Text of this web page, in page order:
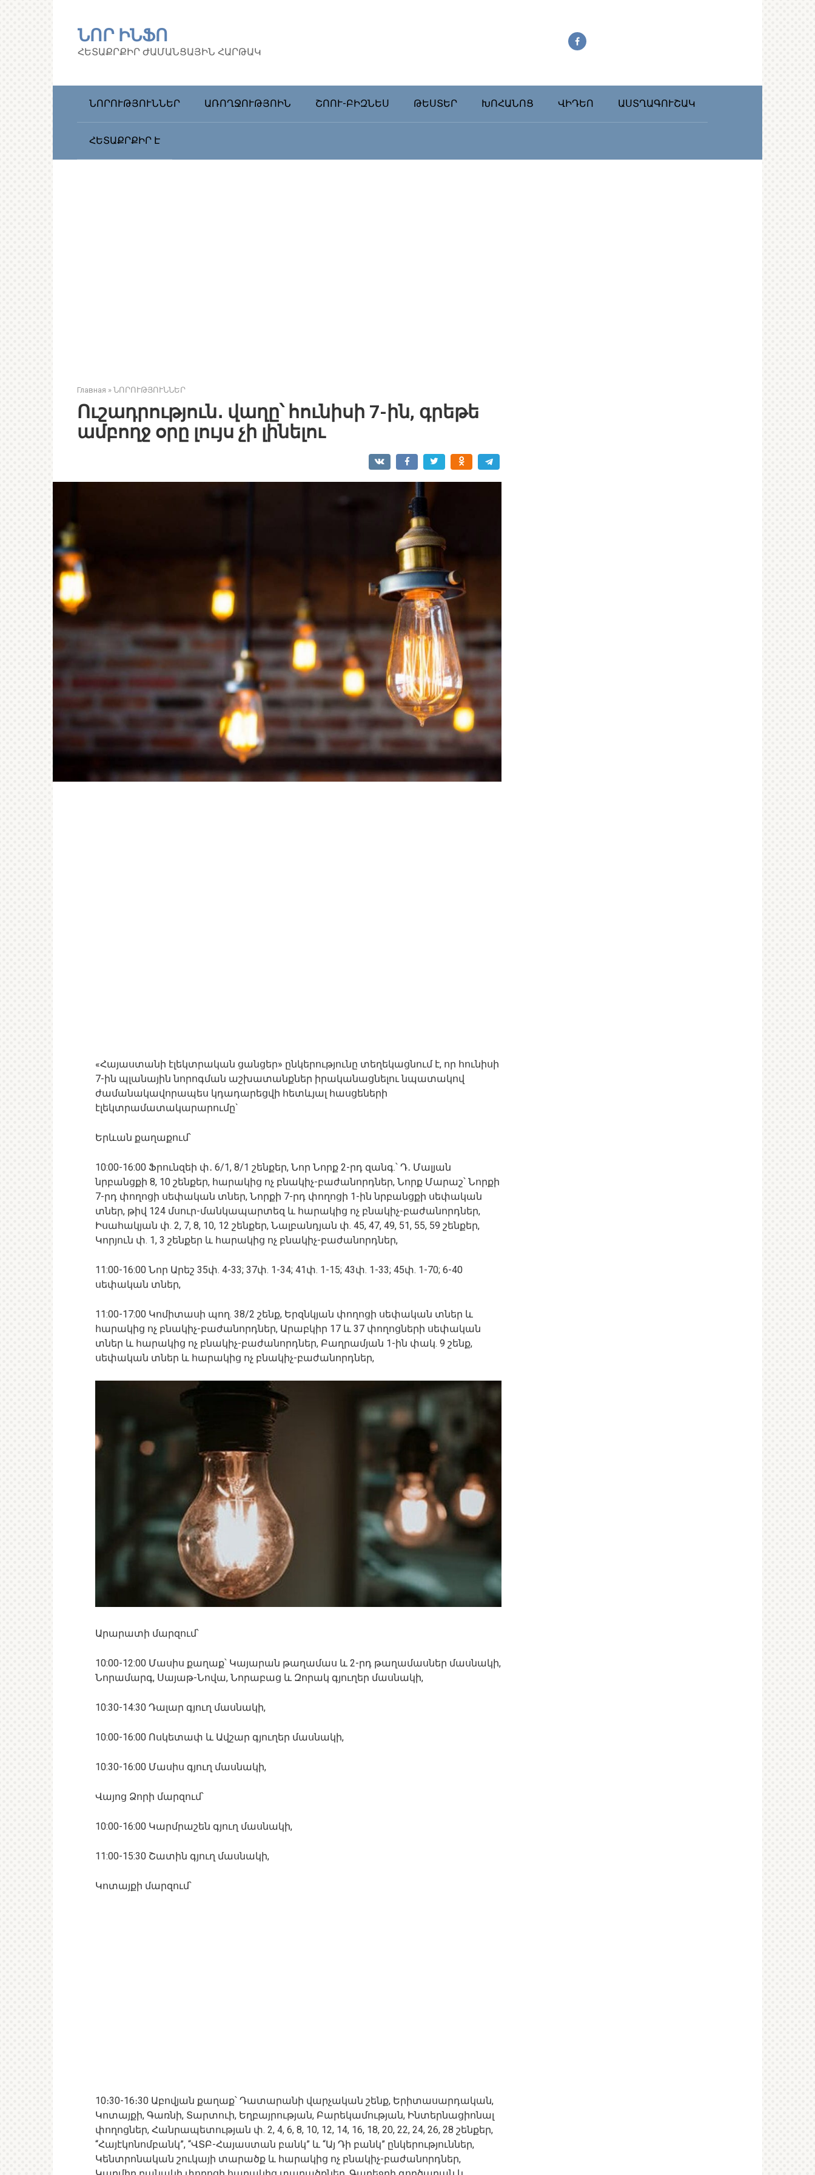
ՆՈՐ ԻՆՖՈ
ՀԵՏԱՔՐՔԻՐ ԺԱՄԱՆՑԱՅԻՆ ՀԱՐԹԱԿ
ՆՈՐՈՒԹՅՈՒՆՆԵՐ ԱՌՈՂՋՈՒԹՅՈԻՆ ՇՈՈՒ-ԲԻԶՆԵՍ ԹԵՍՏԵՐ ԽՈՀԱՆՈՑ ՎԻԴԵՈ ԱՍՏՂԱԳՈՒՇԱԿ
ՀԵՏԱՔՐՔԻՐ Է
Главная » ՆՈՐՈՒԹՅՈՒՆՆԵՐ
Ուշադրություն․ վաղը՝ հունիսի 7-ին, գրեթե
ամբողջ օրը լույս չի լինելու
«Հայաստանի էլեկտրական ցանցեր» ընկերությունը տեղեկացնում է, որ հունիսի
7-ին պլանային նորոգման աշխատանքներ իրականացնելու նպատակով
ժամանակավորապես կդադարեցվի հետևյալ հասցեների
էլեկտրամատակարարումը`
Երևան քաղաքում՝
10:00-16:00 Ֆրունզեի փ․ 6/1, 8/1 շենքեր, Նոր Նորք 2-րդ զանգ.՝ Դ․ Մալյան
նրբանցքի 8, 10 շենքեր, հարակից ոչ բնակիչ-բաժանորդներ, Նորք Մարաշ՝ Նորքի
7-րդ փողոցի սեփական տներ, Նորքի 7-րդ փողոցի 1-ին նրբանցքի սեփական
տներ, թիվ 124 մսուր-մանկապարտեզ և հարակից ոչ բնակիչ-բաժանորդներ,
Իսահակյան փ. 2, 7, 8, 10, 12 շենքեր, Նալբանդյան փ. 45, 47, 49, 51, 55, 59 շենքեր,
Կորյուն փ. 1, 3 շենքեր և հարակից ոչ բնակիչ-բաժանորդներ,
11:00-16:00 Նոր Արեշ 35փ. 4-33; 37փ. 1-34; 41փ. 1-15; 43փ. 1-33; 45փ. 1-70; 6-40
սեփական տներ,
11:00-17:00 Կոմիտասի պող. 38/2 շենք, Երզնկյան փողոցի սեփական տներ և
հարակից ոչ բնակիչ-բաժանորդներ, Արաբկիր 17 և 37 փողոցների սեփական
տներ և հարակից ոչ բնակիչ-բաժանորդներ, Բաղրամյան 1-ին փակ. 9 շենք,
սեփական տներ և հարակից ոչ բնակիչ-բաժանորդներ,
Արարատի մարզում՝
10:00-12:00 Մասիս քաղաք՝ Կայարան թաղամաս և 2-րդ թաղամասներ մասնակի,
Նորամարգ, Սայաթ-Նովա, Նորաբաց և Զորակ գյուղեր մասնակի,
10:30-14:30 Դալար գյուղ մասնակի,
10:00-16:00 Ոսկետափ և Ավշար գյուղեր մասնակի,
10:30-16:00 Մասիս գյուղ մասնակի,
Վայոց Ձորի մարզում՝
10:00-16:00 Կարմրաշեն գյուղ մասնակի,
11:00-15:30 Շատին գյուղ մասնակի,
Կոտայքի մարզում՝
10։30-16։30 Աբովյան քաղաք՝ Դատարանի վարչական շենք, Երիտասարդական,
Կոտայքի, Գառնի, Տարտուի, Եղբայրության, Բարեկամության, Ինտերնացիոնալ
փողոցներ, Հանրապետության փ. 2, 4, 6, 8, 10, 12, 14, 16, 18, 20, 22, 24, 26, 28 շենքեր,
“Հայէկոնոմբանկ”, “ՎՏԲ-Հայաստան բանկ” և “Այ Դի բանկ” ընկերություններ,
Կենտրոնական շուկայի տարածք և հարակից ոչ բնակիչ-բաժանորդներ,